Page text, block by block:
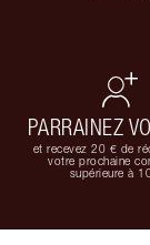
PARRAINEZ
et recevez 20 € de
votre prochaine
supérieure à